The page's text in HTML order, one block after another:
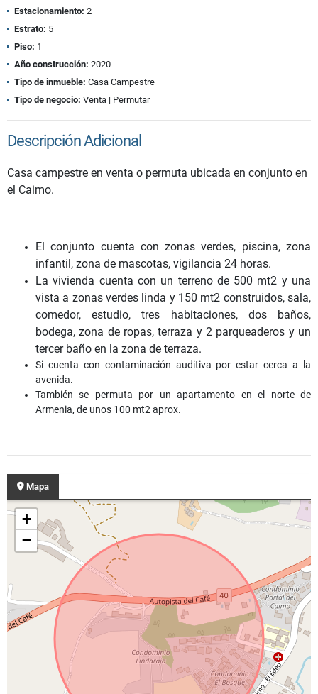
Estacionamiento: 2
Estrato: 5
Piso: 1
Año construcción: 2020
Tipo de inmueble: Casa Campestre
Tipo de negocio: Venta | Permutar
Descripción Adicional
Casa campestre en venta o permuta ubicada en conjunto en
el Caimo.
El conjunto cuenta con zonas verdes, piscina, zona
infantil, zona de mascotas, vigilancia 24 horas.
La vivienda cuenta con un terreno de 500 mt2 y una
vista a zonas verdes linda y 150 mt2 construidos, sala,
comedor, estudio, tres habitaciones, dos baños,
bodega, zona de ropas, terraza y 2 parqueaderos y un
tercer baño en la zona de terraza.
Si cuenta con contaminación auditiva por estar cerca a la
avenida.
También se permuta por un apartamento en el norte de
Armenia, de unos 100 mt2 aprox.
Mapa
+
−